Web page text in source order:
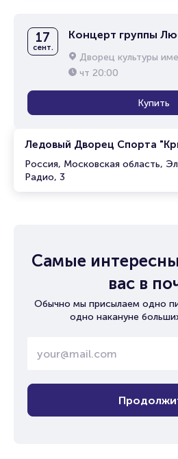
Ледовый Дворец Спорта
Россия, Московская область,
Радио, 3
17
сент.
Концерт группы
Дворец культуры
чт 20:00
Купить
Самые
вас в
Обычно мы присылаем одно
одно накануне